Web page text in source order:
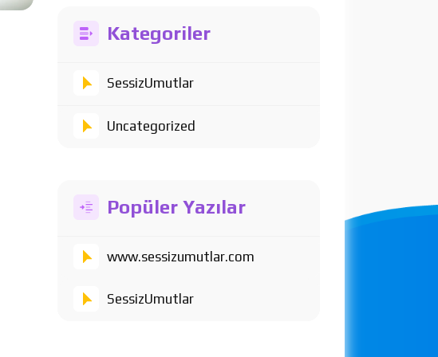
Kategoriler
SessizUmutlar
Uncategorized
Popüler Yazılar
www.sessizumutlar.com
SessizUmutlar